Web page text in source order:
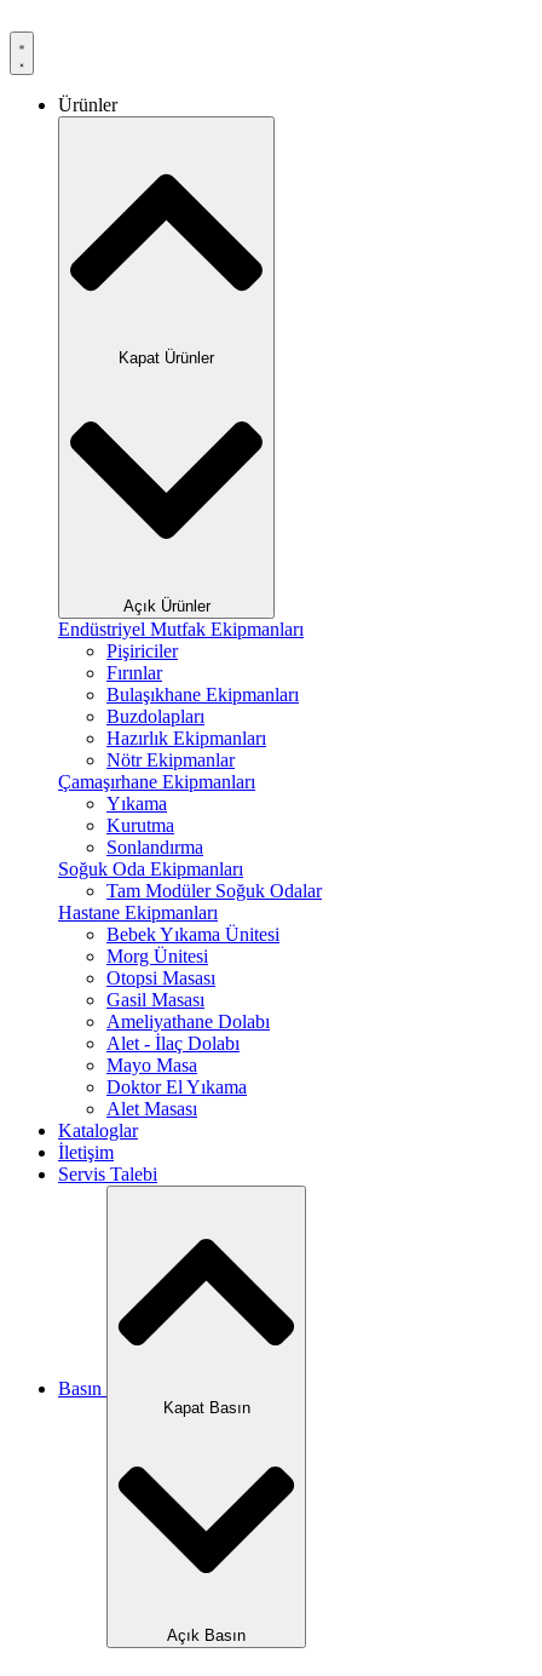
Ürünler
Kapat Ürünler
Açık Ürünler
Endüstriyel Mutfak Ekipmanları
Pişiriciler
Fırınlar
Bulaşıkhane Ekipmanları
Buzdolapları
Hazırlık Ekipmanları
Nötr Ekipmanlar
Çamaşırhane Ekipmanları
Yıkama
Kurutma
Sonlandırma
Soğuk Oda Ekipmanları
Tam Modüler Soğuk Odalar
Hastane Ekipmanları
Bebek Yıkama Ünitesi
Morg Ünitesi
Otopsi Masası
Gasil Masası
Ameliyathane Dolabı
Alet - İlaç Dolabı
Mayo Masa
Doktor El Yıkama
Alet Masası
Kataloglar
İletişim
Servis Talebi
Basın
Kapat Basın
Açık Basın